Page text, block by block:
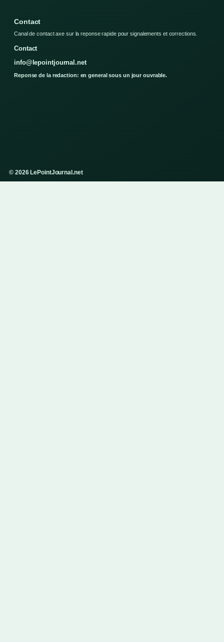
Contact
Canal de contact axe sur la reponse rapide pour signalements et corrections.
Contact
info@lepointjournal.net
Reponse de la redaction: en general sous un jour ouvrable.
© 2026 LePointJournal.net